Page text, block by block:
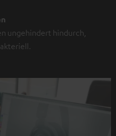
ungehindert hindurch,